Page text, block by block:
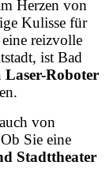
Herzen von
Kulisse für
reizvolle
ist Bad
Laser-Roboter
von
Sie eine
Stadttheater